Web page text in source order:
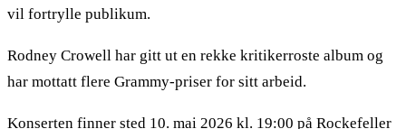
vil fortrylle publikum.
Rodney Crowell har gitt ut en rekke kritikerroste album og
har mottatt flere Grammy-priser for sitt arbeid.
Konserten finner sted 10. mai 2026 kl. 19:00 på Rockefeller